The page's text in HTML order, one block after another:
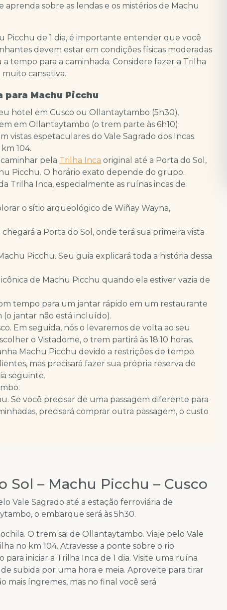
sobre as lendas e os mistérios de Machu
Picchu de 1 dia, é importante entender que você
devem estar em condições físicas moderadas
tempo para a caminhada. Considere fazer a Trilha
muito cansativa.
Machu Picchu
hotel em Cusco ou Ollantaytambo (5h30).
em Ollantaytambo (o trem parte às 6h10).
vistas espetaculares do Vale Sagrado dos Incas.
104.
pela Trilha Inca original até a Porta do Sol,
Picchu. O horário exato depende do grupo.
Trilha Inca, especialmente as ruínas incas de
o sítio arqueológico de Wiñay Wayna,
a Porta do Sol, onde terá sua primeira vista
Picchu. Seu guia explicará toda a história dessa
de Machu Picchu quando ela estiver vazia de
tempo para um jantar rápido em um restaurante
jantar não está incluído).
Em seguida, nós o levaremos de volta ao seu
o Vistadome, o trem partirá às 18:10 horas.
Machu Picchu devido a restrições de tempo.
mas precisará fazer sua própria reserva de
seguinte.
Se você precisar de uma passagem diferente para
precisará comprar outra passagem, o custo
Sol – Machu Picchu – Cusco
Vale Sagrado até a estação ferroviária de
o embarque será às 5h30.
O trem sai de Ollantaytambo. Viaje pelo Vale
no km 104. Atravesse a ponte sobre o rio
iniciar a Trilha Inca de 1 dia. Visite uma ruína
subida por uma hora e meia. Aproveite para tirar
mais íngremes, mas no final você será